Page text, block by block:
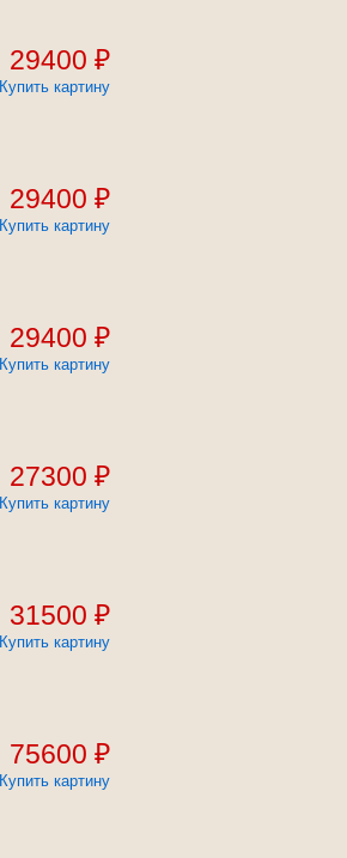
29400 ₽
Купить картину
29400 ₽
Купить картину
29400 ₽
Купить картину
27300 ₽
Купить картину
31500 ₽
Купить картину
75600 ₽
Купить картину